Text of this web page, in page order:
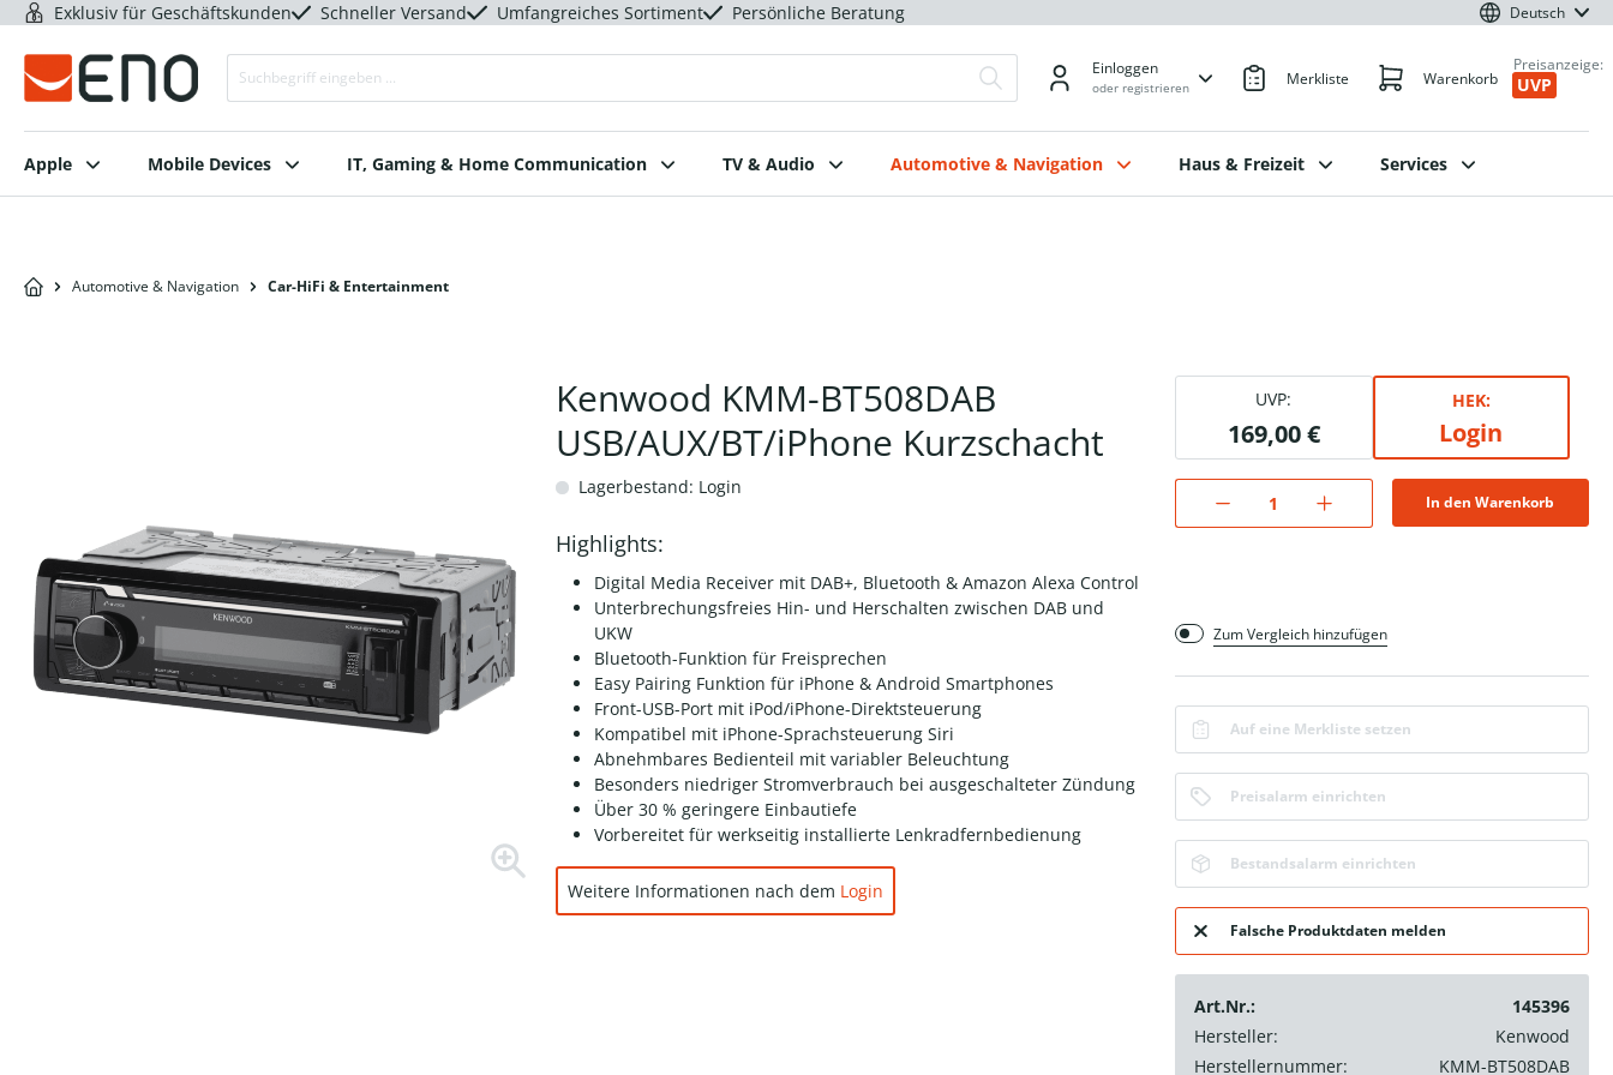
Exklusiv für Geschäftskunden Schneller Versand Umfangreiches Sortiment Persönliche Beratung Deutsch
Einloggen
oder registrieren Merkliste Warenkorb
Preisanzeige:
UVP
Apple Mobile Devices IT, Gaming & Home Communication TV & Audio Automotive & Navigation Haus & Freizeit Services
Automotive & Navigation Car-HiFi & Entertainment
Kenwood KMM-BT508DAB
USB/AUX/BT/iPhone Kurzschacht
Lagerbestand: Login
Highlights:
Digital Media Receiver mit DAB+, Bluetooth & Amazon Alexa Control
Unterbrechungsfreies Hin- und Herschalten zwischen DAB und
UKW
Bluetooth-Funktion für Freisprechen
Easy Pairing Funktion für iPhone & Android Smartphones
Front-USB-Port mit iPod/iPhone-Direktsteuerung
Kompatibel mit iPhone-Sprachsteuerung Siri
Abnehmbares Bedienteil mit variabler Beleuchtung
Besonders niedriger Stromverbrauch bei ausgeschalteter Zündung
Über 30 % geringere Einbautiefe
Vorbereitet für werkseitig installierte Lenkradfernbedienung
Weitere Informationen nach dem Login
UVP:
169,00 €
HEK:
Login
In den Warenkorb
Zum Vergleich hinzufügen
Auf eine Merkliste setzen
Preisalarm einrichten
Bestandsalarm einrichten
Falsche Produktdaten melden
Art.Nr.:
145396
Hersteller:
Kenwood
Herstellernummer:
KMM-BT508DAB